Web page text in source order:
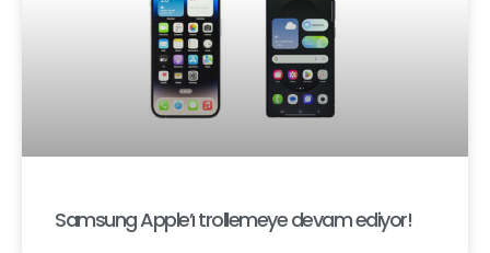
Samsung Apple’ı trollemeye devam ediyor!